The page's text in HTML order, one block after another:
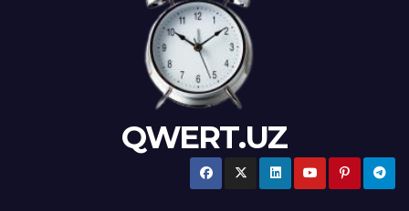
QWERT.UZ